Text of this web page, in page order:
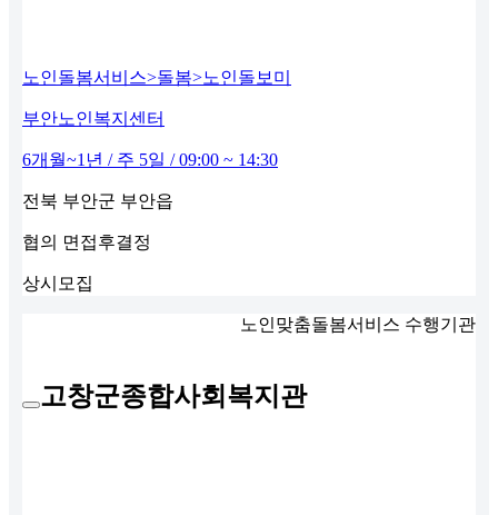
노인돌봄서비스>돌봄>노인돌보미
부안노인복지센터
6개월~1년 / 주 5일 / 09:00 ~ 14:30
전북 부안군 부안읍
협의 면접후결정
상시모집
노인맞춤돌봄서비스 수행기관
고창군종합사회복지관